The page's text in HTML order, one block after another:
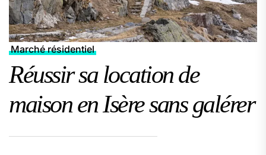
Marché résidentiel
Réussir sa location de
maison en Isère sans galérer